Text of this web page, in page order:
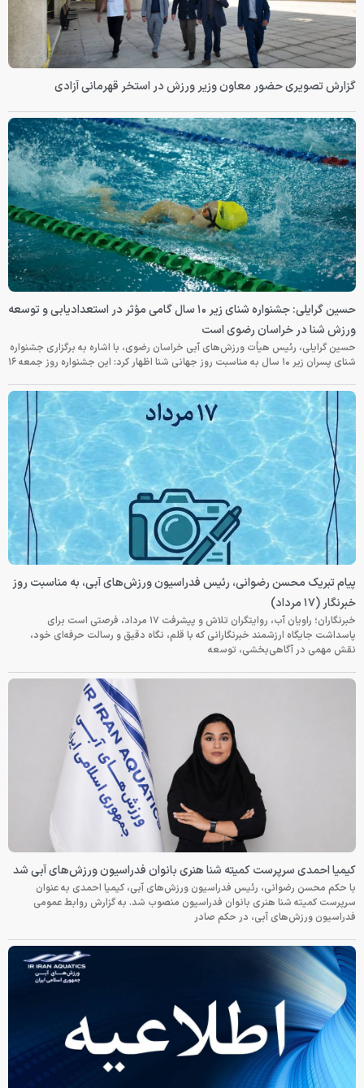
گزارش تصویری حضور معاون وزیر ورزش در استخر قهرمانی آزادی
حسین گرایلی: جشنواره شنای زیر ۱۰ سال گامی مؤثر در استعدادیابی و توسعه
ورزش شنا در خراسان رضوی است
حسین گرایلی، رئیس هیأت ورزش‌های آبی خراسان رضوی، با اشاره به برگزاری جشنواره
شنای پسران زیر ۱۰ سال به مناسبت روز جهانی شنا اظهار کرد: این جشنواره روز جمعه‌ ۱۶
پیام تبریک محسن رضوانی، رئیس فدراسیون ورزش‌های آبی، به مناسبت روز
خبرنگار (۱۷ مرداد)
خبرنگاران؛ راویان آب، روایتگران تلاش و پیشرفت ۱۷ مرداد، فرصتی است برای
پاسداشت جایگاه ارزشمند خبرنگارانی که با قلم، نگاه دقیق و رسالت حرفه‌ای خود،
نقش مهمی در آگاهی‌بخشی، توسعه
کیمیا احمدی سرپرست کمیته شنا هنری بانوان فدراسیون ورزش‌های آبی شد
با حکم محسن رضوانی، رئیس فدراسیون ورزش‌های آبی، کیمیا احمدی به عنوان
سرپرست کمیته شنا هنری بانوان فدراسیون منصوب شد. به گزارش روابط عمومی
فدراسیون ورزش‌های آبی، در حکم صادر